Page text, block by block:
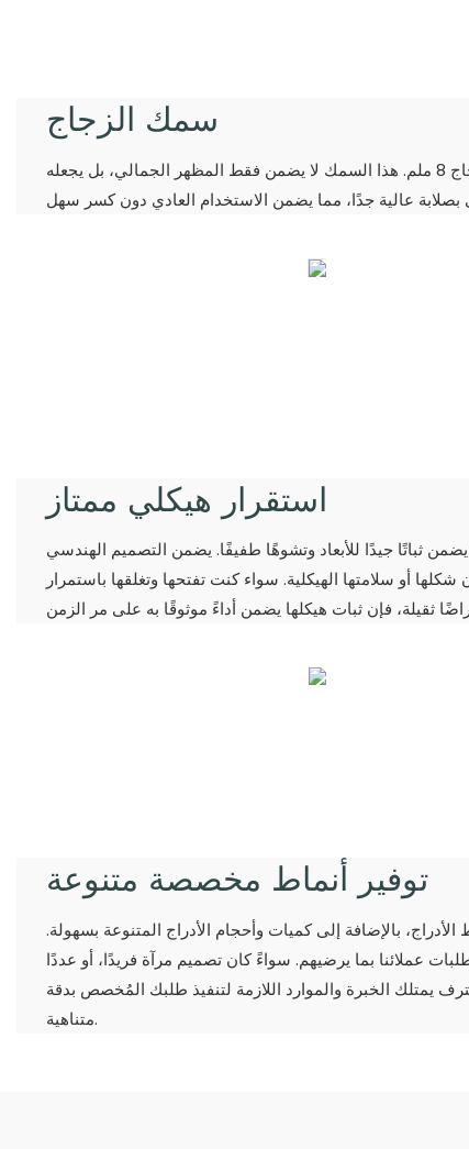
سمك الزجاج
نستخدم الزجاج المقسّى في منتجاتنا. يبلغ سمك الزجاج 8 ملم. هذا السمك لا يضمن فقط المظهر الجمالي، بل يجعله
استقرار هيكلي ممتاز
ثباتًا جيدًا للأبعاد وتشوهًا طفيفًا. يضمن التصميم الهندسي
أو سلامتها الهيكلية. سواء كنت تفتحها وتغلقها باستمرار
توفير أنماط مخصصة متنوعة
بالإضافة إلى كميات وأحجام الأدراج المتنوعة بسهولة.
عملائنا بما يرضيهم. سواءً كان تصميم مرآة فريدًا، أو عددًا
يمتلك الخبرة والموارد اللازمة لتنفيذ طلبك المُخصص بدقة
متناهية.